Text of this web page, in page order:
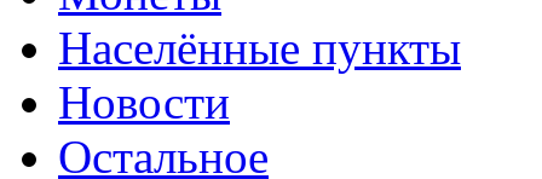
Населённые пункты
Новости
Остальное